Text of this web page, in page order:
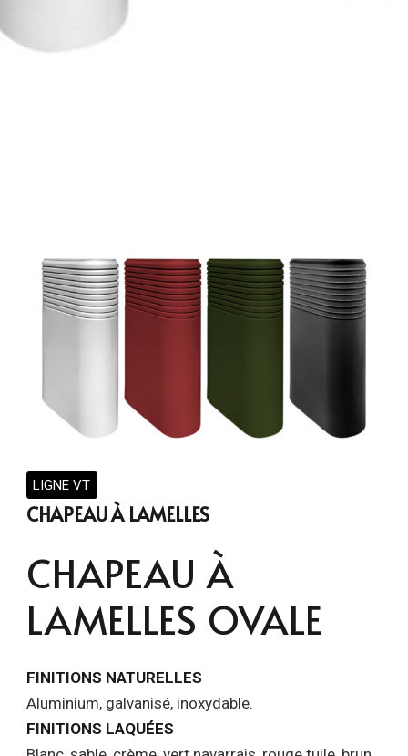
LIGNE VT
CHAPEAU À LAMELLES
CHAPEAU À
LAMELLES OVALE
FINITIONS NATURELLES
Aluminium, galvanisé, inoxydable.
FINITIONS LAQUÉES